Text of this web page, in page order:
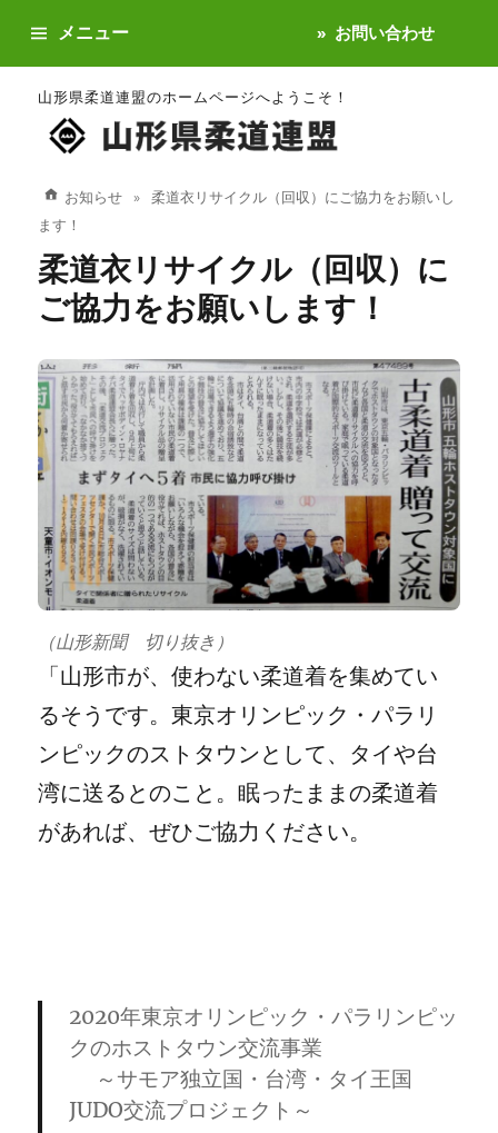
山形県柔道連盟のホームページへようこそ！
メニュー お問い合わせ
お知らせ
柔道衣リサイクル（回収）にご協力をお願いし
ます！
柔道衣リサイクル（回収）に
ご協力をお願いします！
（山形新聞 切り抜き）
「山形市が、使わない柔道着を集めてい
るそうです。東京オリンピック・パラリ
ンピックのストタウンとして、タイや台
湾に送るとのこと。眠ったままの柔道着
があれば、ぜひご協力ください。
2020年東京オリンピック・パラリンピッ
クのホストタウン交流事業
～サモア独立国・台湾・タイ王国
JUDO交流プロジェクト～